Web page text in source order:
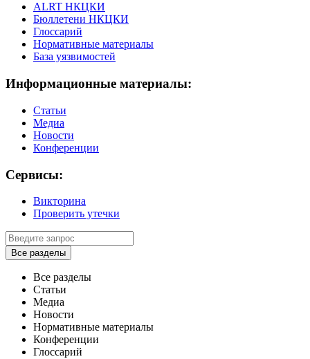
ALRT НКЦКИ
Бюллетени НКЦКИ
Глоссарий
Нормативные материалы
База уязвимостей
Информационные материалы:
Статьи
Медиа
Новости
Конференции
Сервисы:
Викторина
Проверить утечки
Все разделы
Все разделы
Статьи
Медиа
Новости
Нормативные материалы
Конференции
Глоссарий